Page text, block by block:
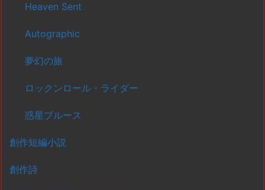
Heaven Sent
Autographic
夢幻の旅
ロックンロール・ライダー
惑星ブルース
創作短編小説
創作詩